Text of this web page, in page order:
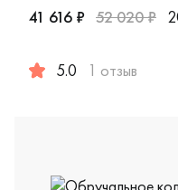
41 616 ₽ 52 020 ₽
5.0 1 отзыв